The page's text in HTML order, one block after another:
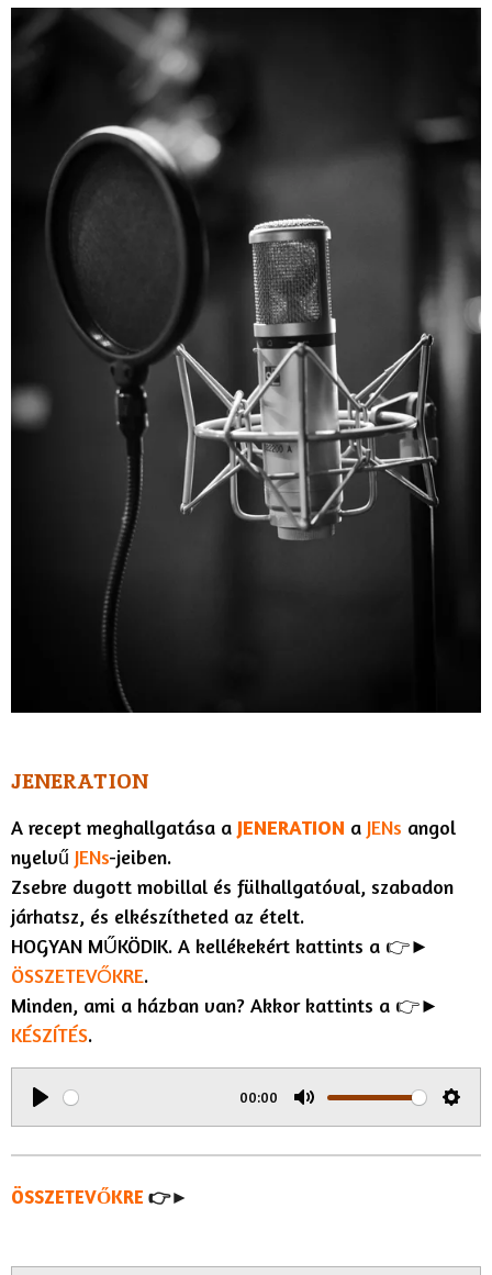
JENERATION
A recept meghallgatása a JENERATION a JENs angol
nyelvű JENs-jeiben.
Zsebre dugott mobillal és fülhallgatóval, szabadon
járhatsz, és elkészítheted az ételt.
HOGYAN MŰKÖDIK. A kellékekért kattints a 👉►
ÖSSZETEVŐKRE.
Minden, ami a házban van? Akkor kattints a 👉►
KÉSZÍTÉS.
P
l
00:00
M
u
S
e
ÖSSZETEVŐKRE 👉►